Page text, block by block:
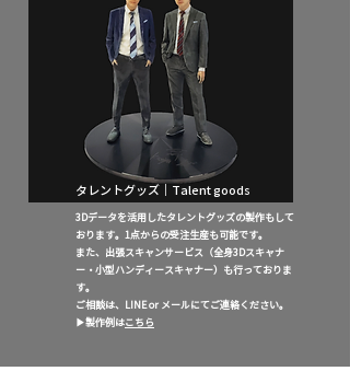
タレントグッズ｜Talent goods
3Dデータを活用したタレントグッズの製作もして
おります。1点からの受注生産も可能です。
また、出張スキャンサービス（全身3Dスキャナ
ー ・小型ハンディースキャナー）も行っておりま
す。
​ご相談は、LINE or メールにてご連絡ください。
​▶︎製作例はこちら